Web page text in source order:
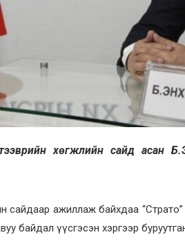
хөгжлийн сайд асан
сайдаар ажиллаж байхдаа
байдал үүсгэсэн хэргээр